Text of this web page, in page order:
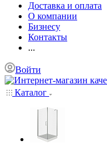
Доставка и оплата
О компании
Бизнесу
Контакты
...
Войти
Каталог